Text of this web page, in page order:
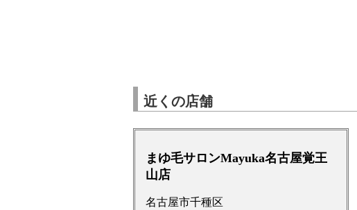
近くの店舗
まゆ毛サロンMayuka名古屋覚王
山店
名古屋市千種区